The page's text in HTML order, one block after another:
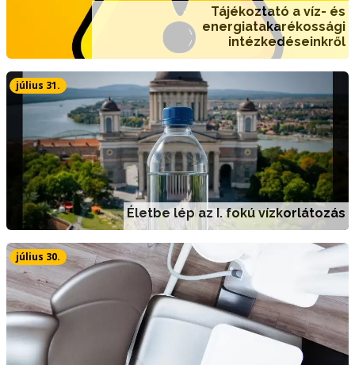
Tájékoztató a víz- és
energiatakarékossági
intézkedéseinkről
Életbe lép az I. fokú vízkorlátozás
július 31.
július 30.